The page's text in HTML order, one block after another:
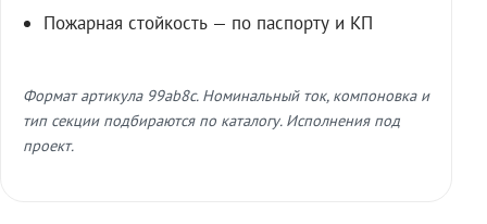
Пожарная стойкость — по паспорту и КП
Формат артикула 99ab8c. Номинальный ток, компоновка и
тип секции подбираются по каталогу. Исполнения под
проект.